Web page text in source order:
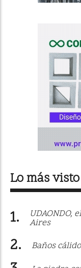
Lo más visto
UDAONDO,
Aires
Baños